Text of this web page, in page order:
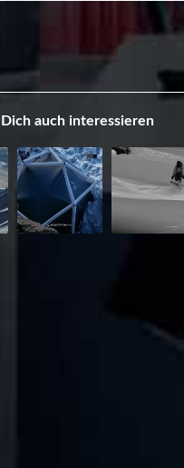
auch interessieren